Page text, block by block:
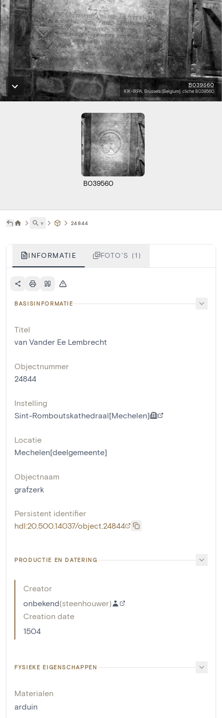
B039560
KIK-IRPA, Brussels (Belgium), cliché B039560
B039560
˅ 24844
INFORMATIE FOTO'S (1)
BASISINFORMATIE
Titel
van Vander Ee Lembrecht
Objectnummer
24844
Instelling
Sint-Romboutskathedraal[Mechelen]
Locatie
Mechelen[deelgemeente]
Objectnaam
grafzerk
Persistent identifier
hdl:20.500.14037/object.24844
PRODUCTIE EN DATERING
Creator
onbekend(steenhouwer)
Creation date
1504
FYSIEKE EIGENSCHAPPEN
Materialen
arduin